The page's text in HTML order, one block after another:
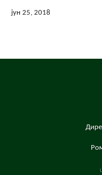
јун 25, 2018